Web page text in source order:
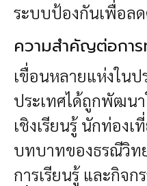
ระบบป้องกันเพื่อลด
ความสำคัญต่อการ
เขื่อนหลายแห่งในป
ประเทศได้ถูกพัฒน
เชิงเรียนรู้ นักท่องเ
บทบาทของธรณีวิท
การเรียนรู้ และกิจก